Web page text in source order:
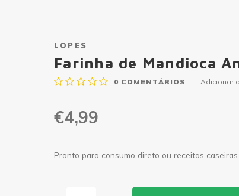
LOPES
Farinha de Mandioca
0 COMENTÁRIOS Adicionar
€4,99
Pronto para consumo direto ou receitas